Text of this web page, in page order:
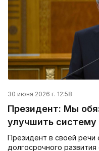
30 июня 2026 г. 12:58
Президент: Мы
улучшить систему
Президент в своей речи
долгосрочного